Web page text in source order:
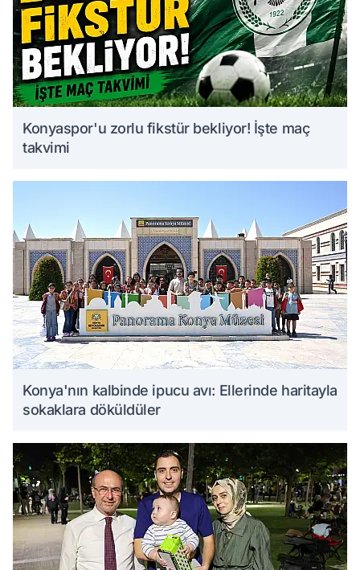
Konyaspor'u zorlu fikstür bekliyor! İşte maç
takvimi
Konya'nın kalbinde ipucu avı: Ellerinde haritayla
sokaklara döküldüler